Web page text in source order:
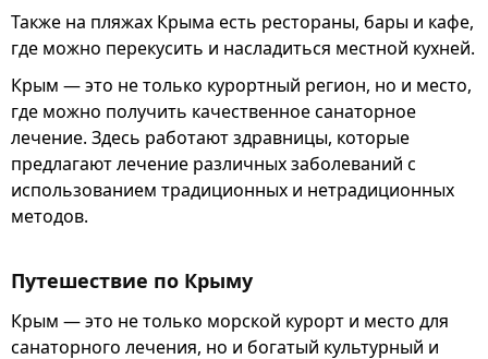
Также на пляжах Крыма есть рестораны, бары и кафе,
где можно перекусить и насладиться местной кухней.
Крым — это не только курортный регион, но и место,
где можно получить качественное санаторное
лечение. Здесь работают здравницы, которые
предлагают лечение различных заболеваний с
использованием традиционных и нетрадиционных
методов.
Путешествие по Крыму
Крым — это не только морской курорт и место для
санаторного лечения, но и богатый культурный и